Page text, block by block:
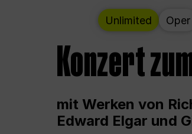
Unlimited Oper
Konzert
mit Werken von
Edward Elgar und